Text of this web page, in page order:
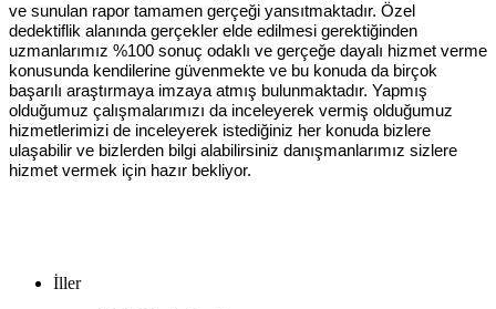
ve sunulan rapor tamamen gerçeği yansıtmaktadır. Özel
dedektiflik alanında gerçekler elde edilmesi gerektiğinden
uzmanlarımız %100 sonuç odaklı ve gerçeğe dayalı hizmet verme
konusunda kendilerine güvenmekte ve bu konuda da birçok
başarılı araştırmaya imzaya atmış bulunmaktadır. Yapmış
olduğumuz çalışmalarımızı da inceleyerek vermiş olduğumuz
hizmetlerimizi de inceleyerek istediğiniz her konuda bizlere
ulaşabilir ve bizlerden bilgi alabilirsiniz danışmanlarımız sizlere
hizmet vermek için hazır bekliyor.
İller